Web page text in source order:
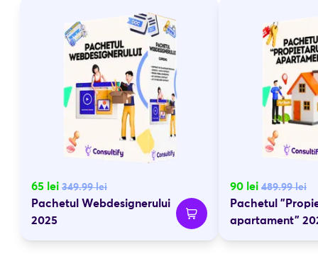
65 lei 349.99lei
Pachetul Webdesignerului
2025
90 lei 489.99lei
Pachetul
apartament"